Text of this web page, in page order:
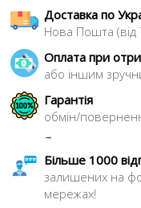
Доставка по
Нова Пошта (від
Оплата при
або іншим
Гарантія
обмін/
→
Більше 1000
залишених на
мережах!